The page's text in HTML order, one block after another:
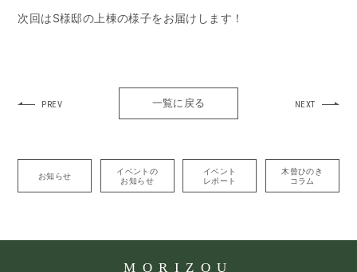
次回はS様邸の上棟の様子をお届けします！
PREV 一覧に戻る NEXT
お知らせ
イベントの
お知らせ
イベント
レポート
木曾ひのき
コラム
MORIZOU